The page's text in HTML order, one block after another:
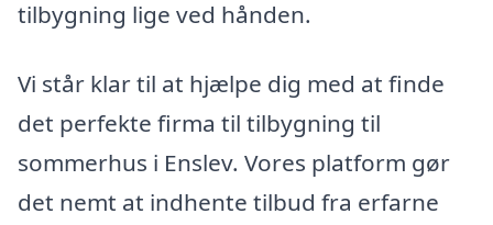
tilbygning lige ved hånden.
Vi står klar til at hjælpe dig med at finde
det perfekte firma til tilbygning til
sommerhus i Enslev. Vores platform gør
det nemt at indhente tilbud fra erfarne